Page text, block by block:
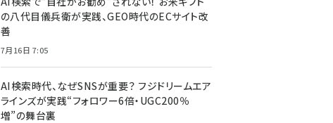
の八代目儀兵衛が実践、GEO時代のECサイト改
善
7月16日 7:05
AI検索時代、なぜSNSが重要？ フジドリームエア
ラインズが実践“フォロワー6倍・UGC200％
増”の舞台裏